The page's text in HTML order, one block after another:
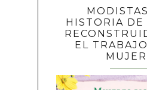
HISTORIA
EL